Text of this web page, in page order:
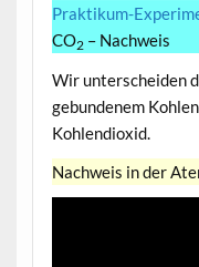
Praktikum-
CO2– Nachweis
Wir unterscheiden
gebundenem
Kohlendioxid.
Nachweis in der